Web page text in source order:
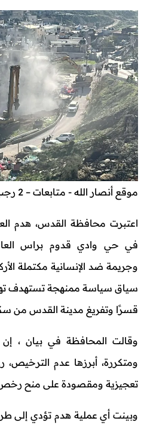
موقع أنصار الله - متابعات – 2 رجب 1447هـ
اعتبرت محافظة القدس، هدم
في حي وادي قدوم براس
وجريمة ضد الإنسانية مكتملة
سياق سياسة ممنهجة تستهدف
قسرًا وتفريغ مدينة القدس من
وقالت المحافظة في بيان ، إن
ومتكررة، أبرزها عدم
تعجيزية ومقصودة على منح رخص
وبينت أي عملية هدم تؤدي إلى